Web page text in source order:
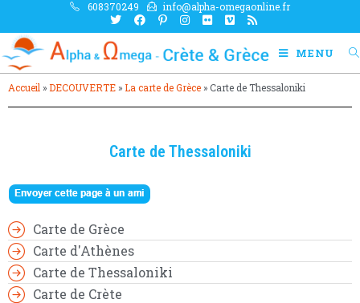
608370249 info@alpha-omegaonline.fr
MENU
Accueil » DECOUVERTE » La carte de Grèce » Carte de Thessaloniki
Carte de Thessaloniki
Carte de Grèce
Carte d'Athènes
Carte de Thessaloniki
Carte de Crète